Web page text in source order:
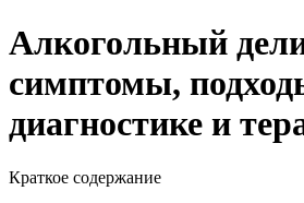
Алкогольный
симптомы,
диагностике и
Краткое содержание